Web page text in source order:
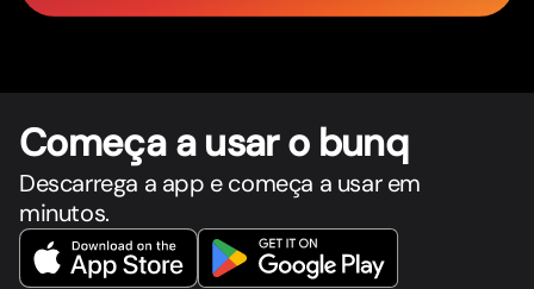
Começa a usar o bunq
Descarrega a app e começa a usar em
minutos.